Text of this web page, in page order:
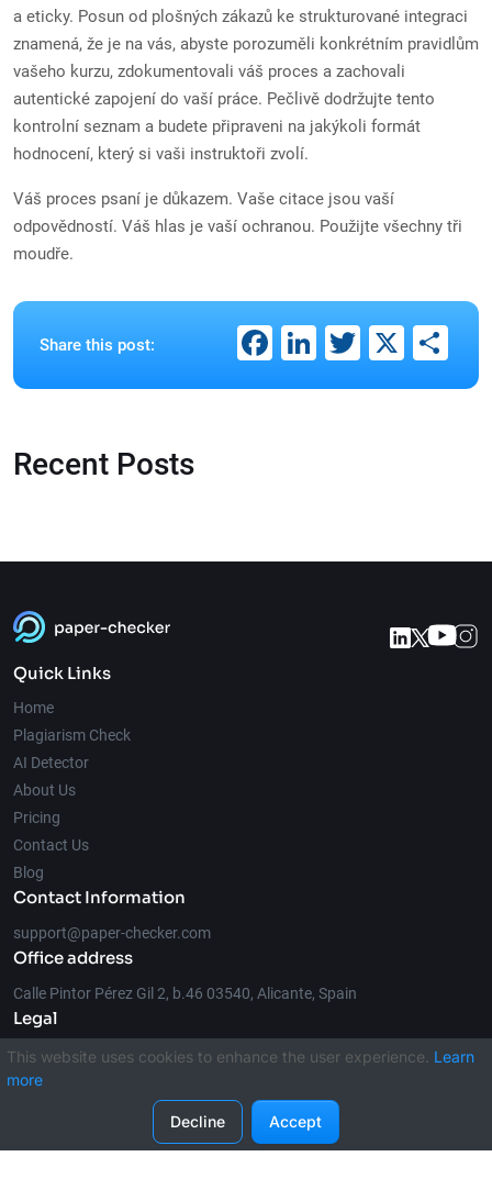
a eticky. Posun od plošných zákazů ke strukturované integraci
znamená, že je na vás, abyste porozuměli konkrétním pravidlům
vašeho kurzu, zdokumentovali váš proces a zachovali
autentické zapojení do vaší práce. Pečlivě dodržujte tento
kontrolní seznam a budete připraveni na jakýkoli formát
hodnocení, který si vaši instruktoři zvolí.
Váš proces psaní je důkazem. Vaše citace jsou vaší
odpovědností. Váš hlas je vaší ochranou. Použijte všechny tři
moudře.
Share this post: Facebook
LinkedIn
Twitter
X
Recent Posts
Quick Links
Home
Plagiarism Check
AI Detector
About Us
Pricing
Contact Us
Blog
Contact Information
support@paper-checker.com
Office address
Calle Pintor Pérez Gil 2, b.46 03540, Alicante, Spain
Legal
This website uses cookies to enhance the user experience. Learn
more
Decline Accept